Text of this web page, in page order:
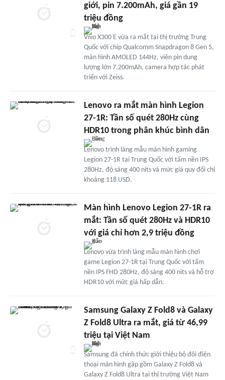
giới, pin 7.200mAh, giá gần 19
triệu đồng
Vivo X300 E vừa ra mắt tại thị trường Trung
Quốc với chip Qualcomm Snapdragon 8 Gen 5,
màn hình AMOLED 144Hz, viên pin dung
lượng lớn 7.200mAh, camera hợp tác phát
triển với Zeiss.
Lenovo ra mắt màn hình Legion
27-1R: Tần số quét 280Hz cùng
HDR10 trong phân khúc bình dân
Lenovo trình làng mẫu màn hình gaming
Legion 27-1R tại Trung Quốc với tấm nền IPS
280Hz, độ sáng 400 nits và mức giá quy đổi chỉ
khoảng 118 USD.
Màn hình Lenovo Legion 27-1R ra
mắt: Tần số quét 280Hz và HDR10
với giá chỉ hơn 2,9 triệu đồng
Lenovo vừa trình làng mẫu màn hình chơi
game Legion 27-1R tại Trung Quốc với tấm
nền IPS FHD 280Hz, độ sáng 400 nits và hỗ trợ
HDR10 với mức giá hấp dẫn.
Samsung Galaxy Z Fold8 và Galaxy
Z Fold8 Ultra ra mắt, giá từ 46,99
triệu tại Việt Nam
Samsung đã chính thức giới thiệu bộ đôi điện
thoại màn hình gập gồm Galaxy Z Fold8 và
Galaxy Z Fold8 Ultra tại thị trường Việt Nam